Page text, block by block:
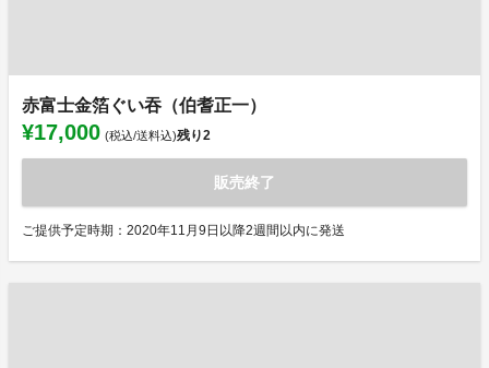
赤富士金箔ぐい吞（伯耆正一）
¥17,000 (税込/送料込)残り2
販売終了
ご提供予定時期：2020年11月9日以降2週間以内に発送